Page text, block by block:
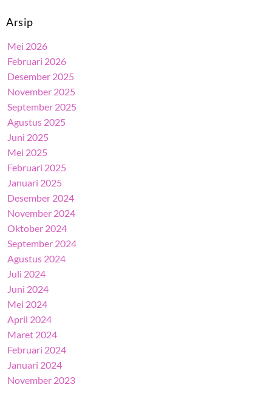
Arsip
Mei 2026
Februari 2026
Desember 2025
November 2025
September 2025
Agustus 2025
Juni 2025
Mei 2025
Februari 2025
Januari 2025
Desember 2024
November 2024
Oktober 2024
September 2024
Agustus 2024
Juli 2024
Juni 2024
Mei 2024
April 2024
Maret 2024
Februari 2024
Januari 2024
November 2023